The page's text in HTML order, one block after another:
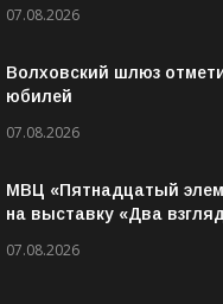
07.08.2026
Волховский шлюз
юбилей
07.08.2026
МВЦ «Пятнадцатый
на выставку «Два
07.08.2026